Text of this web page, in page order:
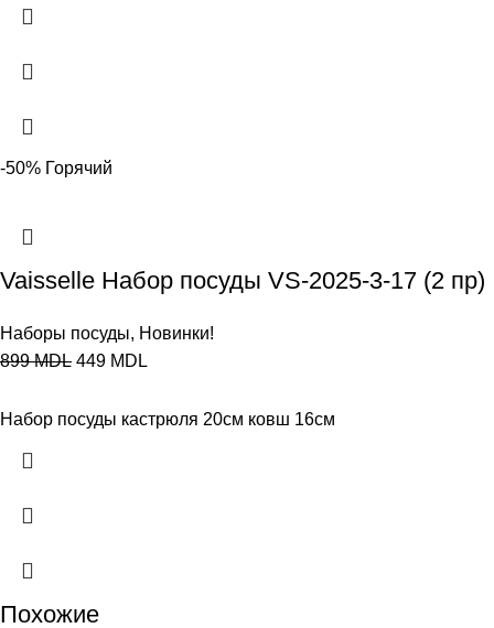
-50% Горячий
Vaisselle Набор посуды VS-2025-3-17 (2 пр)
Наборы посуды, Новинки!
899MDL 449 MDL
Набор посуды кастрюля 20см ковш 16см
Похожие